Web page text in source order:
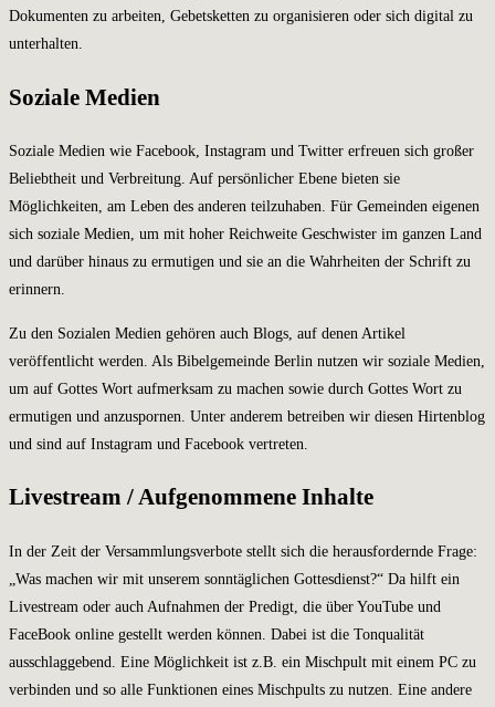
Dokumenten zu arbeiten, Gebetsketten zu organisieren oder sich digital zu
unterhalten.
Soziale Medien
Soziale Medien wie Facebook, Instagram und Twitter erfreuen sich großer
Beliebtheit und Verbreitung. Auf persönlicher Ebene bieten sie
Möglichkeiten, am Leben des anderen teilzuhaben. Für Gemeinden eigenen
sich soziale Medien, um mit hoher Reichweite Geschwister im ganzen Land
und darüber hinaus zu ermutigen und sie an die Wahrheiten der Schrift zu
erinnern.
Zu den Sozialen Medien gehören auch Blogs, auf denen Artikel
veröffentlicht werden. Als Bibelgemeinde Berlin nutzen wir soziale Medien,
um auf Gottes Wort aufmerksam zu machen sowie durch Gottes Wort zu
ermutigen und anzuspornen. Unter anderem betreiben wir diesen Hirtenblog
und sind auf Instagram und Facebook vertreten.
Livestream / Aufgenommene Inhalte
In der Zeit der Versammlungsverbote stellt sich die herausfordernde Frage:
„Was machen wir mit unserem sonntäglichen Gottesdienst?“ Da hilft ein
Livestream oder auch Aufnahmen der Predigt, die über YouTube und
FaceBook online gestellt werden können. Dabei ist die Tonqualität
ausschlaggebend. Eine Möglichkeit ist z.B. ein Mischpult mit einem PC zu
verbinden und so alle Funktionen eines Mischpults zu nutzen. Eine andere